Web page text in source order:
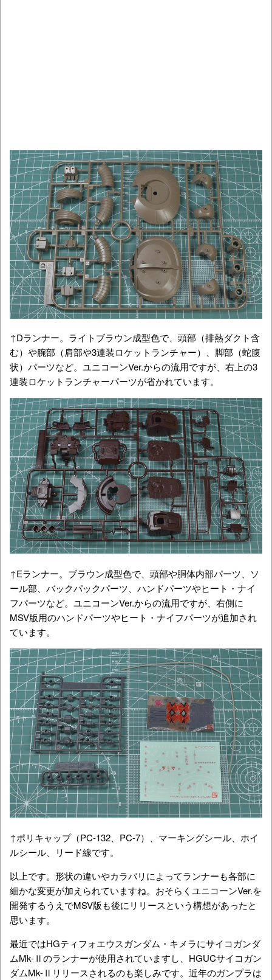
↑Dランナー。ライトブラウン成型色で、頭部（排熱ダクト含
む）や腕部（肩部や3連装ロケットランチャー）、脚部（蛇腹
状）パーツなど。ユニコーンVer.からの流用ですが、右上の3
連装ロケットランチャーパーツが省かれています。
↑Eランナー。ブラウン成型色で、頭部や胴体内部パーツ、ソ
ール部、バックパックパーツ、ハンドパーツやヒート・ナイ
フパーツなど。ユニコーンVer.からの流用ですが、右側に
MSV版用のハンドパーツやヒート・ナイフパーツが追加され
ています。
↑ポリキャップ（PC-132、PC-7）、マーキングシール、ホイ
ルシール、リード線です。
以上です。形状の違いやカラバリによってランナーも各部に
細かな変更が加えられていますね。おそらくユニコーンVer.を
開発するうえでMSV版も後にリリースという構想があったと
思います。
最近ではHGティフォエウスガンダム・キメラにサイコガンダ
ムMk-Ⅱのランナーが使用されていますし、HGUCサイコガン
ダムMk-Ⅱリリースされるのも楽しみです。近年のガンプラは